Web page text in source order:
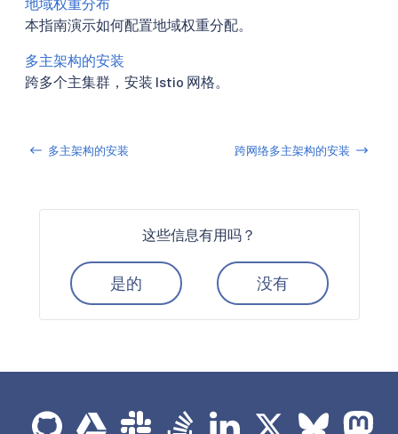
本指南演示如何配置地域权重分配。
多主架构的安装
跨多个主集群，安装 Istio 网格。
多主架构的安装 跨网络多主架构的安装
这些信息有用吗？
是的 没有